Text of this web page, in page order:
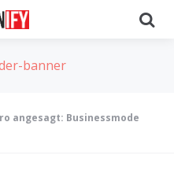
angesagt: Businessmode